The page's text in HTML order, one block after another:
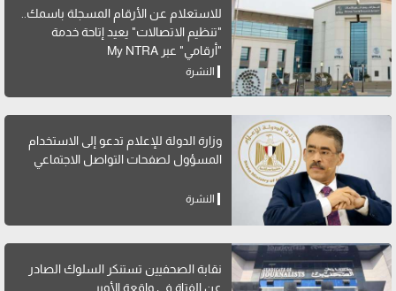
للاستعلام عن الأرقام المسجلة باسمك..
"تنظيم الاتصالات" يعيد إتاحة خدمة
"أرقامي" عبر My NTRA
النشرة
وزارة الدولة للإعلام تدعو إلى الاستخدام
المسؤول لصفحات التواصل الاجتماعي
النشرة
نقابة الصحفيين تستنكر السلوك الصادر
عن الفتاة في واقعة الأوبر